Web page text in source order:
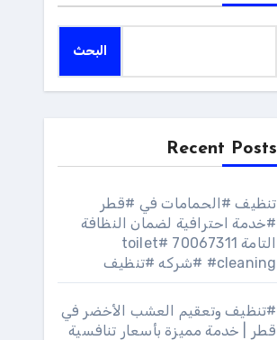
البحث
Recent Posts
تنظيف #الحمامات في #قطر
#خدمة احترافية لضمان النظافة
التامة 70067311 #toilet
#cleaning #شركه #تنظيف
#تنظيف وتعقيم العشب الأخضر في
قطر | خدمة مميزة بأسعار تنافسية